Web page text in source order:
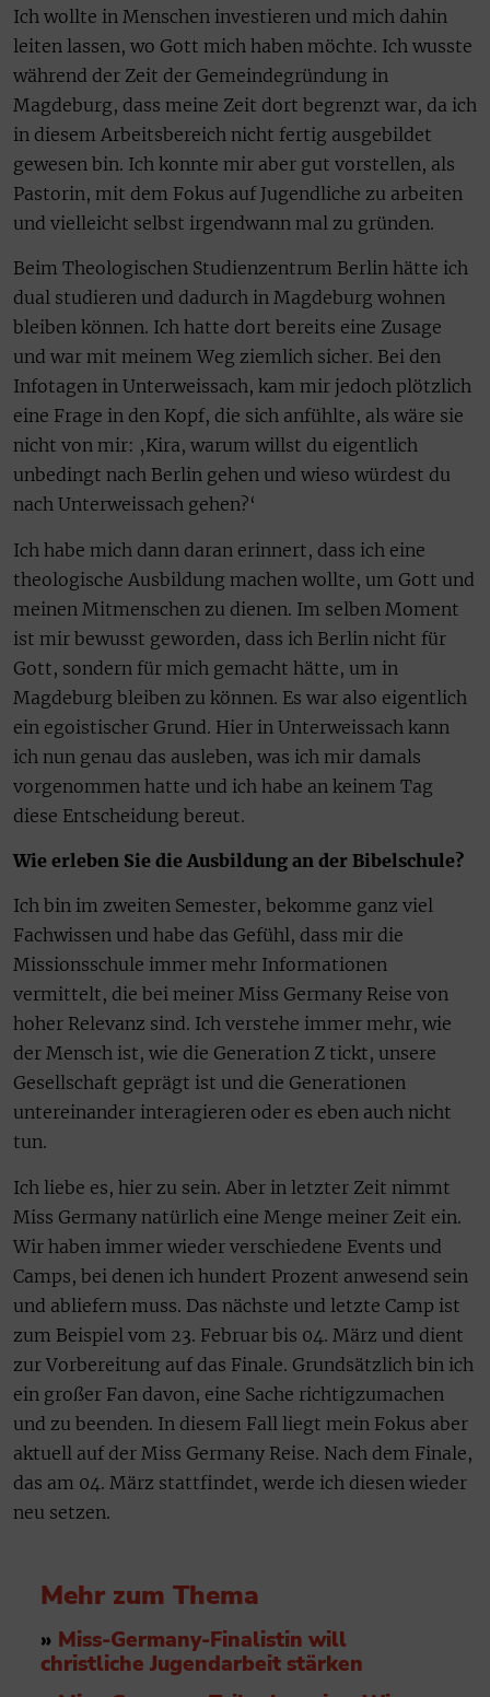
Ich wollte in Menschen investieren und mich dahin
leiten lassen, wo Gott mich haben möchte. Ich wusste
während der Zeit der Gemeindegründung in
Magdeburg, dass meine Zeit dort begrenzt war, da ich
in diesem Arbeitsbereich nicht fertig ausgebildet
gewesen bin. Ich konnte mir aber gut vorstellen, als
Pastorin, mit dem Fokus auf Jugendliche zu arbeiten
und vielleicht selbst irgendwann mal zu gründen.
Beim Theologischen Studienzentrum Berlin hätte ich
dual studieren und dadurch in Magdeburg wohnen
bleiben können. Ich hatte dort bereits eine Zusage
und war mit meinem Weg ziemlich sicher. Bei den
Infotagen in Unterweissach, kam mir jedoch plötzlich
eine Frage in den Kopf, die sich anfühlte, als wäre sie
nicht von mir: ‚Kira, warum willst du eigentlich
unbedingt nach Berlin gehen und wieso würdest du
nach Unterweissach gehen?‘
Ich habe mich dann daran erinnert, dass ich eine
theologische Ausbildung machen wollte, um Gott und
meinen Mitmenschen zu dienen. Im selben Moment
ist mir bewusst geworden, dass ich Berlin nicht für
Gott, sondern für mich gemacht hätte, um in
Magdeburg bleiben zu können. Es war also eigentlich
ein egoistischer Grund. Hier in Unterweissach kann
ich nun genau das ausleben, was ich mir damals
vorgenommen hatte und ich habe an keinem Tag
diese Entscheidung bereut.
Wie erleben Sie die Ausbildung an der Bibelschule?
Ich bin im zweiten Semester, bekomme ganz viel
Fachwissen und habe das Gefühl, dass mir die
Missionsschule immer mehr Informationen
vermittelt, die bei meiner Miss Germany Reise von
hoher Relevanz sind. Ich verstehe immer mehr, wie
der Mensch ist, wie die Generation Z tickt, unsere
Gesellschaft geprägt ist und die Generationen
untereinander interagieren oder es eben auch nicht
tun.
Ich liebe es, hier zu sein. Aber in letzter Zeit nimmt
Miss Germany natürlich eine Menge meiner Zeit ein.
Wir haben immer wieder verschiedene Events und
Camps, bei denen ich hundert Prozent anwesend sein
und abliefern muss. Das nächste und letzte Camp ist
zum Beispiel vom 23. Februar bis 04. März und dient
zur Vorbereitung auf das Finale. Grundsätzlich bin ich
ein großer Fan davon, eine Sache richtigzumachen
und zu beenden. In diesem Fall liegt mein Fokus aber
aktuell auf der Miss Germany Reise. Nach dem Finale,
das am 04. März stattfindet, werde ich diesen wieder
neu setzen.
Mehr zum Thema
» Miss-Germany-Finalistin will
christliche Jugendarbeit stärken